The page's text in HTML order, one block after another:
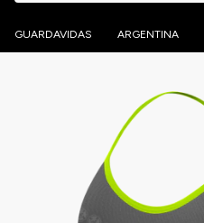
GUARDAVIDAS ARGENTINA